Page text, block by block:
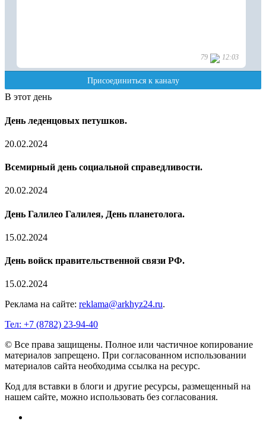
В этот день
День леденцовых петушков.
20.02.2024
Всемирный день социальной справедливости.
20.02.2024
День Галилео Галилея, День планетолога.
15.02.2024
День войск правительственной связи РФ.
15.02.2024
Реклама на сайте: reklama@arkhyz24.ru.
Тел: +7 (8782) 23‑94‑40
© Все права защищены. Полное или частичное копирование
материалов запрещено. При согласованном использовании
материалов сайта необходима ссылка на ресурс.
Код для вставки в блоги и другие ресурсы, размещенный на
нашем сайте, можно использовать без согласования.